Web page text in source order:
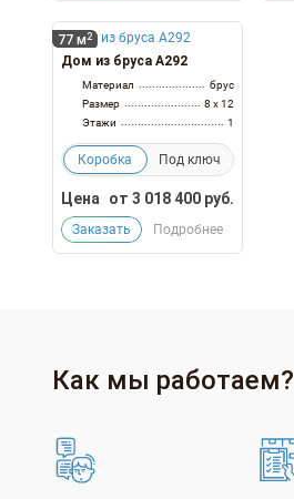
77 м 2
Дом из бруса А292
Материал
брус
Размер
8 x 12
Этажи
1
Коробка Под ключ
Цена от 3 018 400руб.
Заказать Подробнее
Как мы работаем?